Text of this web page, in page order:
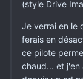
(style Drive
Je verrai en le
ferais en
ce pilote
chaud... et j'en